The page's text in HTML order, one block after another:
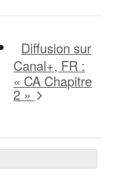
Diffusion sur
Canal+, FR :
« CA Chapitre
2 »